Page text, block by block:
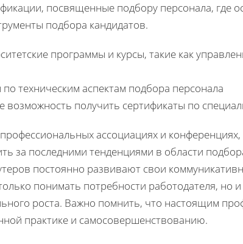
посвященные подбору персонала, где
подбора кандидатов.
программы и курсы, такие как
техническим аспектам подбора персонала
получить сертификаты по
ассоциациях и
за последними тенденциями в области
постоянно развивают свои
понимать потребности работодателя, но
роста. Важно помнить, что настоящим
практике и самосовершенствованию.